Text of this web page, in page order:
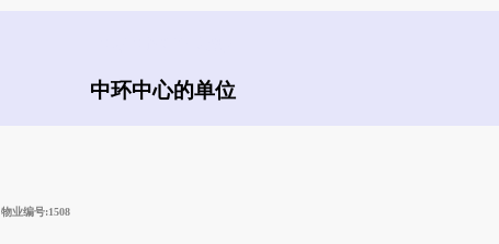
中环中心的单位
物业编号:1508